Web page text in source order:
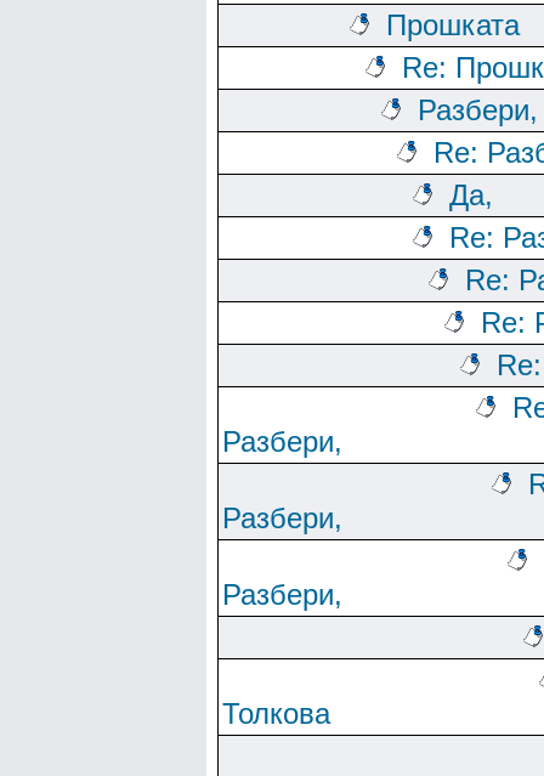
Прошката
Re:
Разбери,
Re:
Да,
Re:
Re:
Re:
Разбери,
Разбери,
Разбери,
Толкова